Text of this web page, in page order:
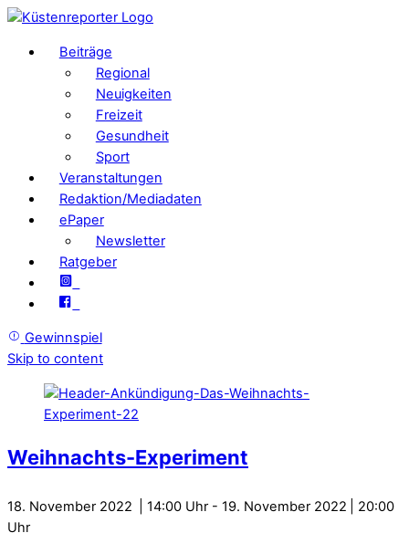
Beiträge
Regional
Neuigkeiten
Freizeit
Gesundheit
Sport
Veranstaltungen
Redaktion/Mediadaten
ePaper
Newsletter
Ratgeber
Gewinnspiel
Skip to content
Weihnachts-Experiment
18. November 2022 14:00 - 19. November 2022 20:00